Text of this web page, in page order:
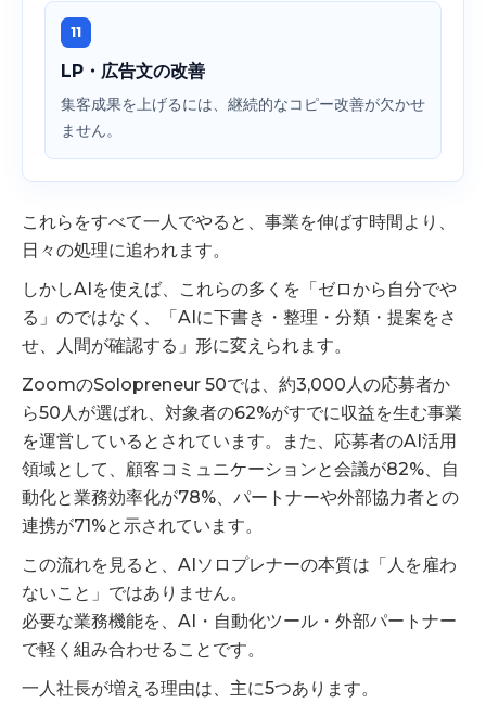
11
LP・広告文の改善
集客成果を上げるには、継続的なコピー改善が欠かせ
ません。
これらをすべて一人でやると、事業を伸ばす時間より、
日々の処理に追われます。
しかしAIを使えば、これらの多くを「ゼロから自分でや
る」のではなく、「AIに下書き・整理・分類・提案をさ
せ、人間が確認する」形に変えられます。
ZoomのSolopreneur 50では、約3,000人の応募者か
ら50人が選ばれ、対象者の62%がすでに収益を生む事業
を運営しているとされています。また、応募者のAI活用
領域として、顧客コミュニケーションと会議が82%、自
動化と業務効率化が78%、パートナーや外部協力者との
連携が71%と示されています。
この流れを見ると、AIソロプレナーの本質は「人を雇わ
ないこと」ではありません。
必要な業務機能を、AI・自動化ツール・外部パートナー
で軽く組み合わせることです。
一人社長が増える理由は、主に5つあります。